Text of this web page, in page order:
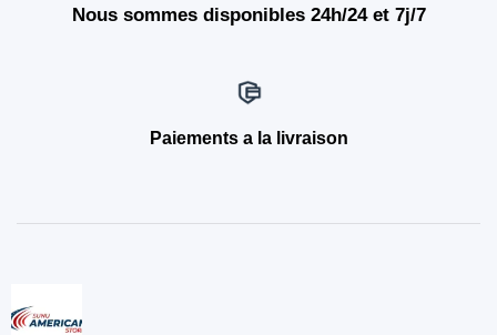
Nous sommes disponibles 24h/24 et 7j/7
Paiements a la livraison